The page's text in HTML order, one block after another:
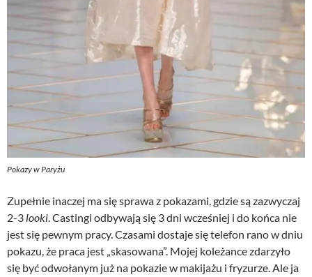
Pokazy w Paryżu
Zupełnie inaczej ma się sprawa z pokazami, gdzie są zazwyczaj
2-3 looki. Castingi odbywają się 3 dni wcześniej i do końca nie
jest się pewnym pracy. Czasami dostaje się telefon rano w dniu
pokazu, że praca jest „skasowana”. Mojej koleżance zdarzyło
się być odwołanym już na pokazie w makijażu i fryzurze. Ale ja